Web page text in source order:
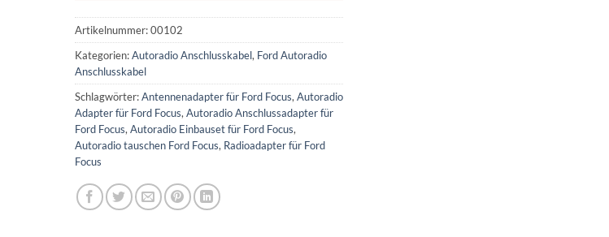
Artikelnummer:00102
Kategorien:Autoradio Anschlusskabel, Ford Autoradio
Anschlusskabel
Schlagwörter:Antennenadapter für Ford Focus, Autoradio
Adapter für Ford Focus, Autoradio Anschlussadapter für
Ford Focus, Autoradio Einbauset für Ford Focus,
Autoradio tauschen Ford Focus, Radioadapter für Ford
Focus